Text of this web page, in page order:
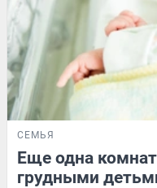
СЕМЬЯ
Еще одна
грудными